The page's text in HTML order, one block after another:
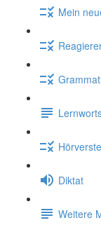
Mein
Diktat
Weitere